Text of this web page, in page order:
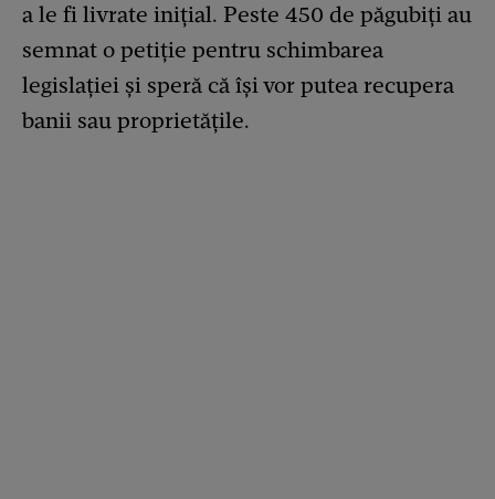
a le fi livrate inițial. Peste 450 de păgubiți au
semnat o petiție pentru schimbarea
legislației și speră că își vor putea recupera
banii sau proprietățile.